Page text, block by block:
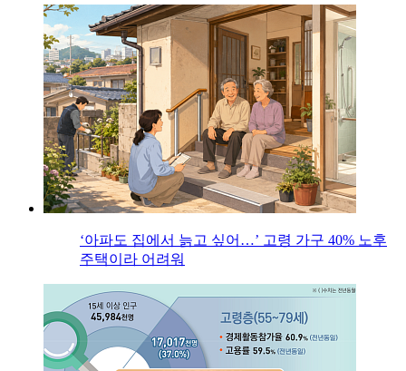
‘아파도 집에서 늙고 싶어…’ 고령 가구 40% 노후
주택이라 어려워